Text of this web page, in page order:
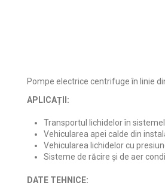
Pompe electrice centrifuge în linie
APLICAȚII:
Transportul lichidelor în
Vehicularea apei calde din
Vehicularea lichidelor cu
Sisteme de răcire și de aer
DATE TEHNICE: